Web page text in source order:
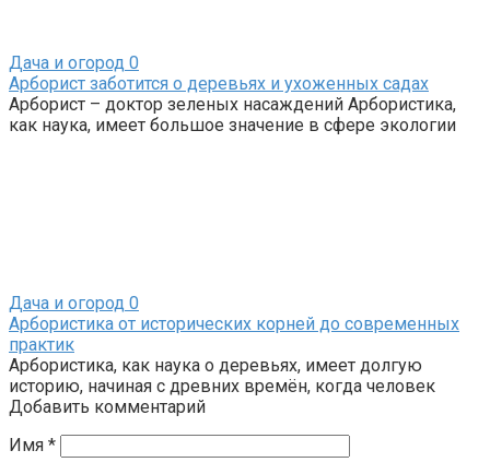
Дача и огород 0
Арборист заботится о деревьях и ухоженных садах
Арборист – доктор зеленых насаждений Арбористика,
как наука, имеет большое значение в сфере экологии
Дача и огород 0
Арбористика от исторических корней до современных
практик
Арбористика, как наука о деревьях, имеет долгую
историю, начиная с древних времён, когда человек
Добавить комментарий
Имя *